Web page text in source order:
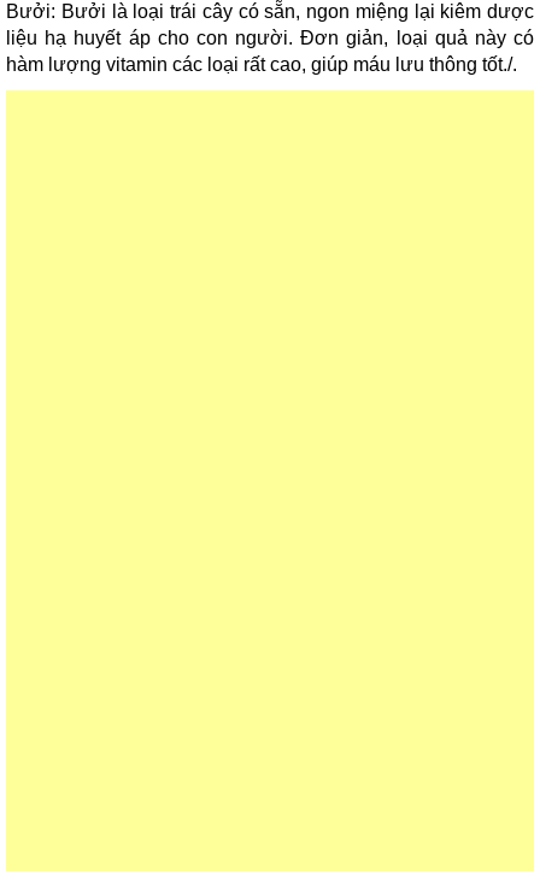
Bưởi: Bưởi là loại trái cây có sẵn, ngon miệng lại kiêm dược
liệu hạ huyết áp cho con người. Đơn giản, loại quả này có
hàm lượng vitamin các loại rất cao, giúp máu lưu thông tốt./.